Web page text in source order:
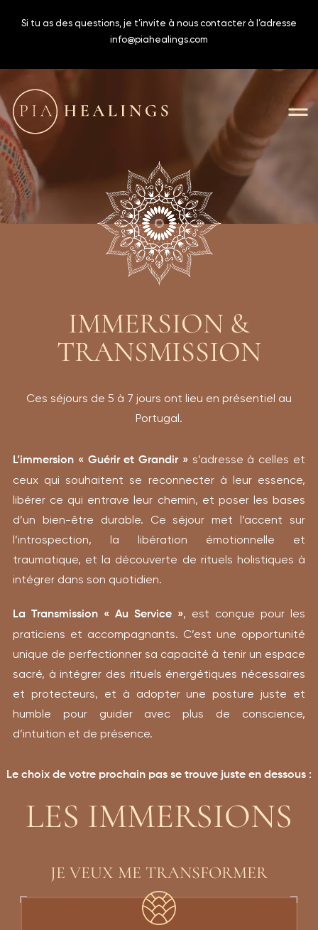
Si tu as des questions, je t’invite à nous contacter à l’adresse
info@piahealings.com
IMMERSION &
TRANSMISSION
Ces séjours de 5 à 7 jours ont lieu en présentiel au
Portugal.
L’immersion « Guérir et Grandir »s’adresse à celles et
ceux qui souhaitent se reconnecter à leur essence,
libérer ce qui entrave leur chemin, et poser les bases
d’un bien-être durable. Ce séjour met l’accent sur
l’introspection, la libération émotionnelle et
traumatique, et la découverte de rituels holistiques à
intégrer dans son quotidien.
La Transmission « Au Service », est conçue pour les
praticiens et accompagnants. C’est une opportunité
unique de perfectionner sa capacité à tenir un espace
sacré, à intégrer des rituels énergétiques nécessaires
et protecteurs, et à adopter une posture juste et
humble pour guider avec plus de conscience,
d’intuition et de présence.
Le choix de votre prochain pas se trouve juste en dessous :
LES IMMERSIONS
JE VEUX ME TRANSFORMER